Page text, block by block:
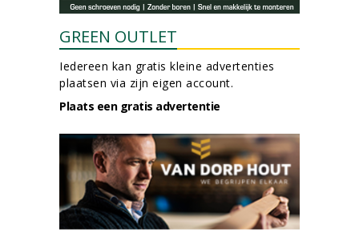
GREEN OUTLET
Iedereen kan gratis kleine advertenties
plaatsen via zijn eigen account.
Plaats een gratis advertentie